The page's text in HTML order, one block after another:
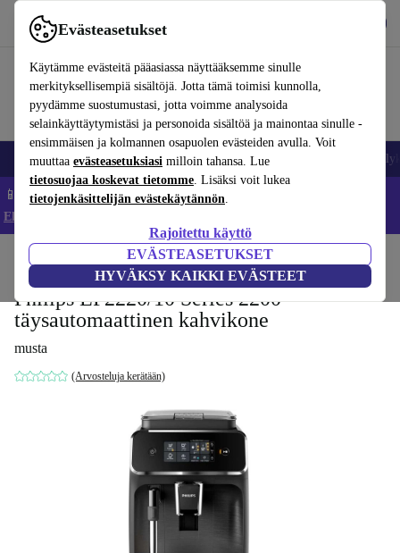
Evästeasetukset
Käytämme evästeitä pääasiassa näyttääksemme sinulle
merkityksellisempiä sisältöjä. Jotta tämä toimisi kunnolla,
pyydämme suostumustasi, jotta voimme analysoida
selainkäyttäytymistäsi ja personoida sisältöä ja mainontaa sinulle -
ensimmäisen ja kolmannen osapuolen evästeiden avulla. Voit
muuttaa evästeasetuksiasi milloin tahansa. Lue
tietosuojaa koskevat tietomme. Lisäksi voit lukea
tietojenkäsittelijän evästekäytännön.
Rajoitettu käyttö
EVÄSTEASETUKSET
HYVÄKSY KAIKKI EVÄSTEET
Käytä refurbed-palvelua nopeasti ja helposti
Matkapuhelimet ja älypuhelimet Kannettavat tietokoneet
📱 Säästä 5 % LISÄÄ iPhoneista – Koodi: IPHONEDEAL –
Ehdot ja säännöt
Juomat Kahvi
Philips EP2220/10 Series 2200 -
täysautomaattinen kahvikone
musta
(Arvosteluja kerätään)